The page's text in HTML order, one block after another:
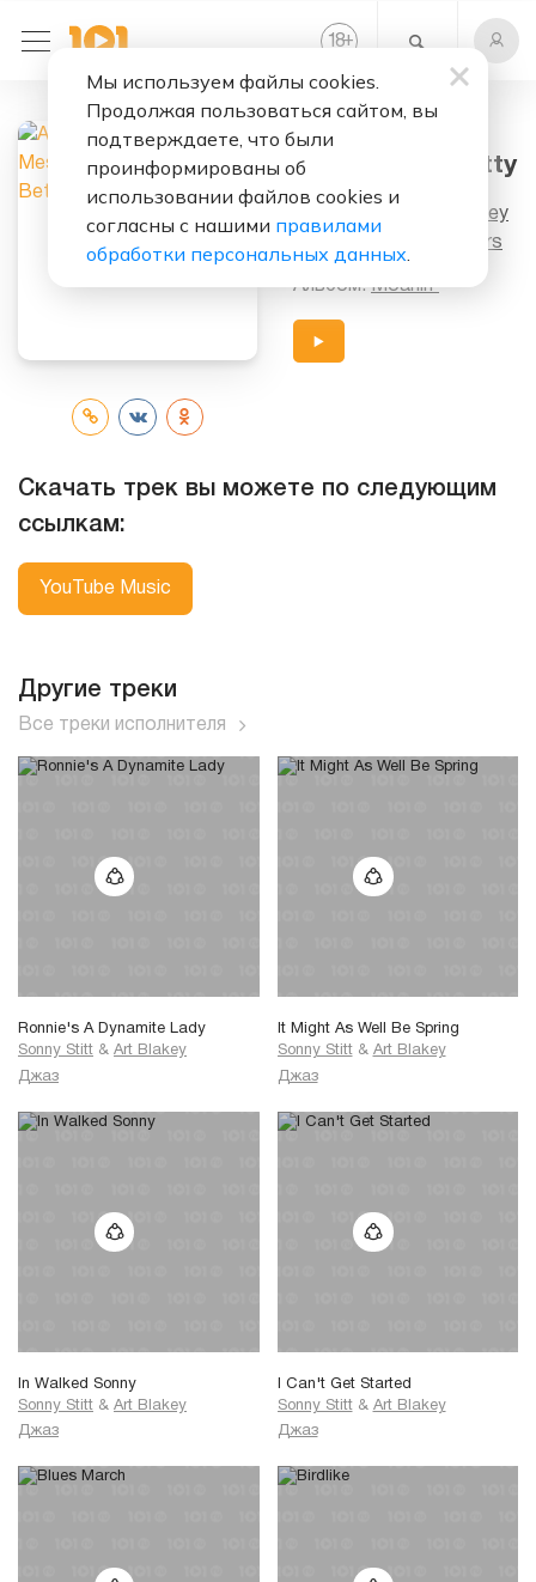
18+
Along Came Betty
Art Blakey
The Jazz Messengers
Альбом:Moanin'
Скачать трек вы можете по следующим
ссылкам:
YouTube Music
Другие треки
Все треки исполнителя
Ronnie's A Dynamite Lady
Sonny Stitt & Art Blakey
Джаз
It Might As Well Be Spring
Sonny Stitt & Art Blakey
Джаз
In Walked Sonny
Sonny Stitt & Art Blakey
Джаз
I Can't Get Started
Sonny Stitt & Art Blakey
Джаз
Мы используем файлы cookies.
Продолжая пользоваться сайтом, вы
подтверждаете, что были
проинформированы об
использовании файлов cookies и
согласны с нашими правилами
обработки персональных данных.